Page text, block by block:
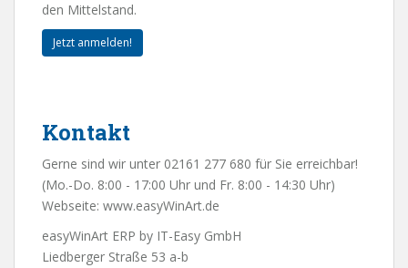
den Mittelstand.
Jetzt anmelden!
Kontakt
Gerne sind wir unter 02161 277 680 für Sie erreichbar!
(Mo.-Do. 8:00 - 17:00 Uhr und Fr. 8:00 - 14:30 Uhr)
Webseite: www.easyWinArt.de
easyWinArt ERP by IT-Easy GmbH
Liedberger Straße 53 a-b